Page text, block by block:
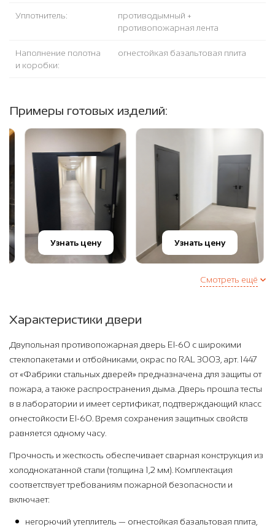
Уплотнитель:
противодымный +
противопожарная лента
Наполнение полотна
и коробки:
огнестойкая базальтовая плита
Примеры готовых изделий:
Узнать цену Узнать цену
Смотреть ещё
Характеристики двери
Двупольная противопожарная дверь EI-60 с широкими
стеклопакетами и отбойниками, окрас по RAL 3003, арт. 1447
от «Фабрики стальных дверей» предназначена для защиты от
пожара, а также распространения дыма. Дверь прошла тесты
в в лаборатории и имеет сертификат, подтверждающий класс
огнестойкости EI-60. Время сохранения защитных свойств
равняется одному часу.
Прочность и жесткость обеспечивает сварная конструкция из
холоднокатанной стали (толщина 1,2 мм). Комплектация
соответствует требованиям пожарной безопасности и
включает:
негорючий утеплитель — огнестойкая базальтовая плита,